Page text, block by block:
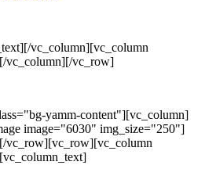
vc_column][vc_column
vc_column][/vc_row]
yamm-content"][vc_column]
image="6030" img_size="250"]
vc_row][vc_row][vc_column